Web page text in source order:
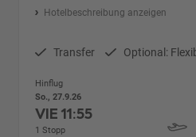
Hotelbeschreibung anzeigen
Transfer Optional:
Hinflug
So., 27.9.26
VIE11:55
1 Stopp